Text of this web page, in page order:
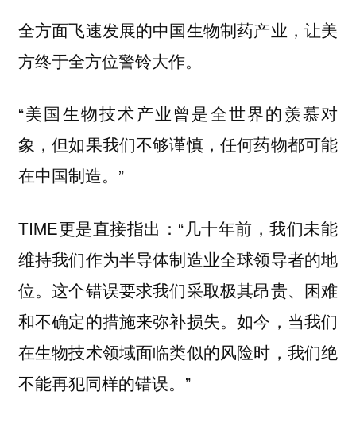
全方面飞速发展的中国生物制药产业，让美
方终于全方位警铃大作。
“美国生物技术产业曾是全世界的羡慕对
象，但如果我们不够谨慎，任何药物都可能
在中国制造。”
TIME更是直接指出：“几十年前，我们未能
维持我们作为半导体制造业全球领导者的地
位。这个错误要求我们采取极其昂贵、困难
和不确定的措施来弥补损失。如今，当我们
在生物技术领域面临类似的风险时，我们绝
不能再犯同样的错误。”